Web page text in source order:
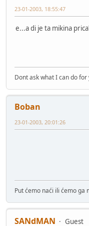
23-01-2003, 18:55:47
e...a di je ta mikina
Dont ask what I can do
Boban
23-01-2003, 20:01:26
Put ćemo naći ili ćemo ga
SANdMAN
Guest